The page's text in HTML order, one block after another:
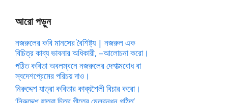
আরো পড়ুন
নজরুলের কবি মানসের বৈশিষ্ট্য | নজরুল এক
বিচিত্র কাব্য ভাবনার অধিকারী, –আলোচনা করো।
পঠিত কবিতা অবলম্বনে নজরুলের দেশাত্মবোধ বা
স্বদেশপ্রেমের পরিচয় দাও।
নিরুদ্দেশ যাত্রা কবিতার কাব্যশৈলী বিচার করো।